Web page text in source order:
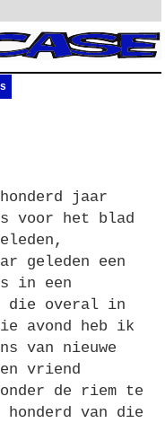
jaar
voor het blad
geleden een
in een
die overal in
avond heb ik
van nieuwe
vriend
de riem te
van die